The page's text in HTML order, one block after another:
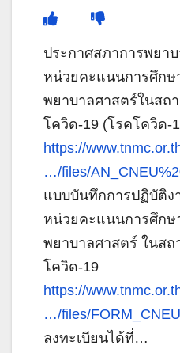
ประกาศสภาการพยา
หน่วยคะแนนการศึกษ
พยาบาลศาสตร์ในสถ
โควิด-19 (โรคโควิด-
https://
…/files/
แบบบันทึกการปฏิบัติง
หน่วยคะแนนการศึกษ
พยาบาลศาสตร์ ในส
โควิด-19
https://
…/files/
ลงทะเบียนได้ที่…